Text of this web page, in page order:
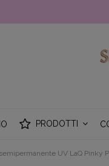
PRODOTTI
UV LaQ Pinky